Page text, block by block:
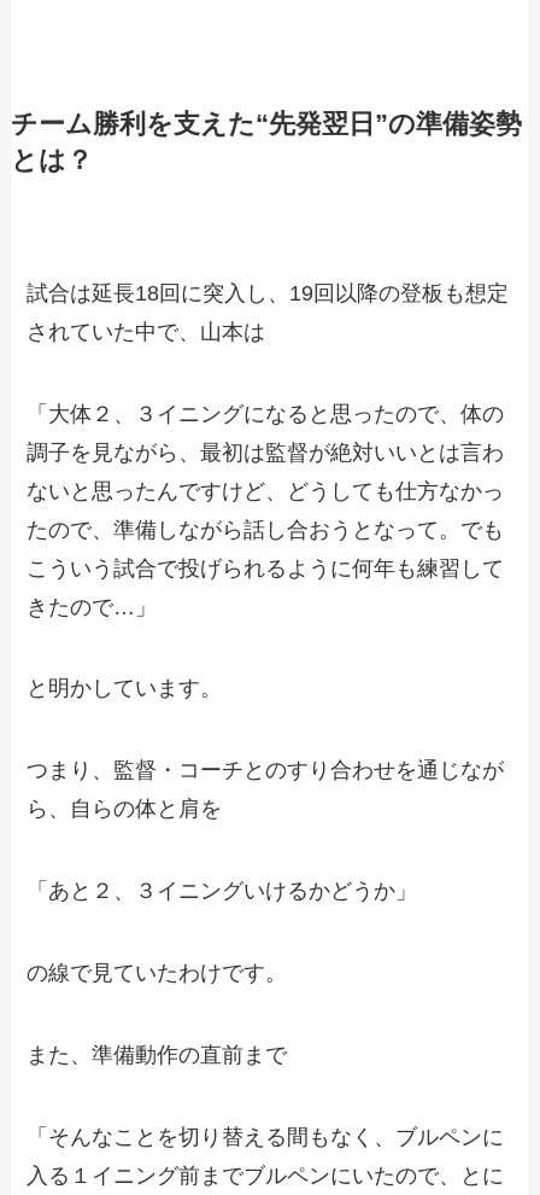
チーム勝利を支えた“先発翌日”の準備姿勢
とは？
試合は延長18回に突入し、19回以降の登板も想定
されていた中で、山本は
「大体２、３イニングになると思ったので、体の
調子を見ながら、最初は監督が絶対いいとは言わ
ないと思ったんですけど、どうしても仕方なかっ
たので、準備しながら話し合おうとなって。でも
こういう試合で投げられるように何年も練習して
きたので…」
と明かしています。
つまり、監督・コーチとのすり合わせを通じなが
ら、自らの体と肩を
「あと２、３イニングいけるかどうか」
の線で見ていたわけです。
また、準備動作の直前まで
「そんなことを切り替える間もなく、ブルペンに
入る１イニング前までブルペンにいたので、とに